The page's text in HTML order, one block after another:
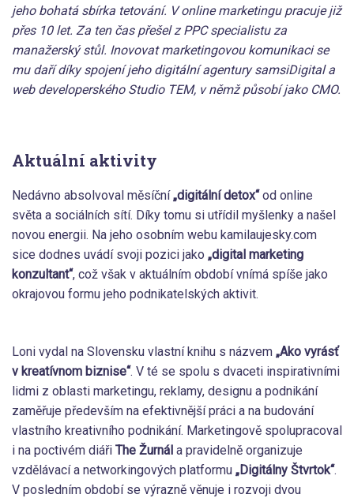
jeho bohatá sbírka tetování. V online marketingu pracuje již
přes 10 let. Za ten čas přešel z PPC specialistu za
manažerský stůl. Inovovat marketingovou komunikaci se
mu daří díky spojení jeho digitální agentury samsiDigital a
web developerského Studio TEM, v němž působí jako CMO.
Aktuální aktivity
Nedávno absolvoval měsíční„digitální detox“ od online
světa a sociálních sítí. Díky tomu si utřídil myšlenky a našel
novou energii. Na jeho osobním webu kamilaujesky.com
sice dodnes uvádí svoji pozici jako „digital marketing
konzultant“, což však v aktuálním období vnímá spíše jako
okrajovou formu jeho podnikatelských aktivit.
Loni vydal na Slovensku vlastní knihu s názvem „Ako vyrásť
v kreatívnom biznise“. V té se spolu s dvaceti inspirativními
lidmi z oblasti marketingu, reklamy, designu a podnikání
zaměřuje především na efektivnější práci a na budování
vlastního kreativního podnikání. Marketingově spolupracoval
i na poctivém diáři The Žurnál a pravidelně organizuje
vzdělávací a networkingových platformu „Digitálny Štvrtok“.
V posledním období se výrazně věnuje i rozvoji dvou